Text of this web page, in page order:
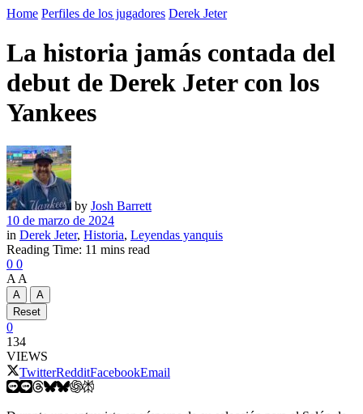
Home Perfiles de los jugadores Derek Jeter
La historia jamás contada del
debut de Derek Jeter con los
Yankees
by Josh Barrett
10 de marzo de 2024
in Derek Jeter, Historia, Leyendas yanquis
Reading Time: 11 mins read
0 0
A A
A
A
Reset
0
134
VIEWS
TwitterRedditFacebookEmail